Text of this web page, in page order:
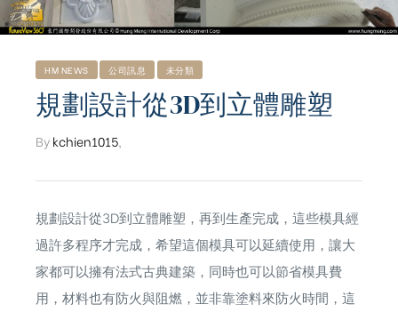
HM NEWS 公司訊息 未分類
規劃設計從3D到立體雕塑
Bykchien1015
規劃設計從3D到立體雕塑，再到生產完成，這些模具經
過許多程序才完成，希望這個模具可以延續使用，讓大
家都可以擁有法式古典建築，同時也可以節省模具費
用，材料也有防火與阻燃，並非靠塗料來防火時間，這